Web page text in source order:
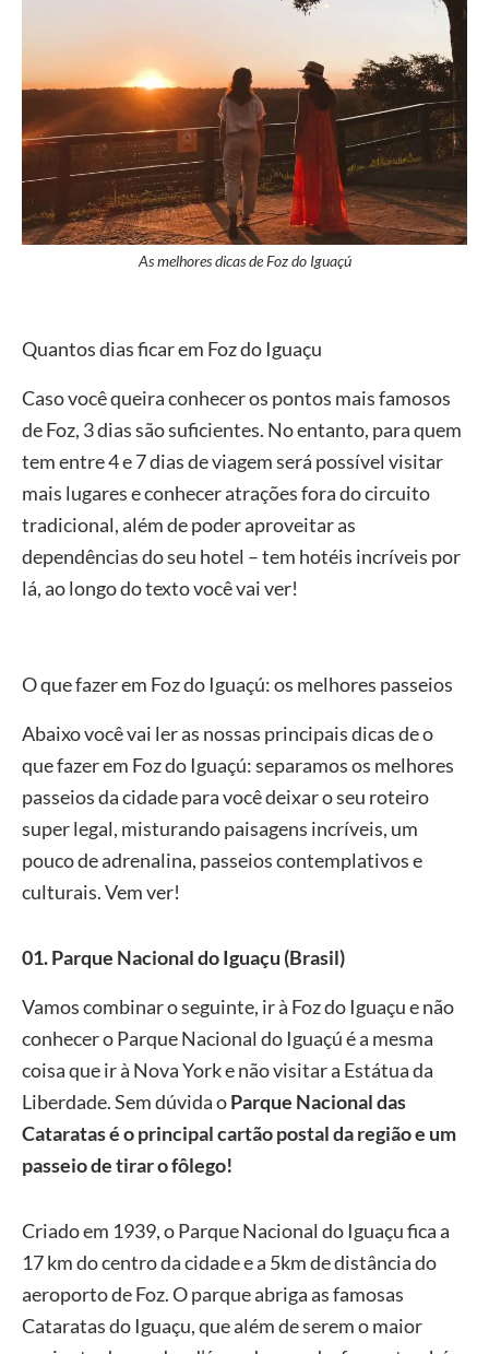
As melhores dicas de Foz do Iguaçú
Quantos dias ficar em Foz do Iguaçu
Caso você queira conhecer os pontos mais famosos
de Foz, 3 dias são suficientes. No entanto, para quem
tem entre 4 e 7 dias de viagem será possível visitar
mais lugares e conhecer atrações fora do circuito
tradicional, além de poder aproveitar as
dependências do seu hotel – tem hotéis incríveis por
lá, ao longo do texto você vai ver!
O que fazer em Foz do Iguaçú: os melhores passeios
Abaixo você vai ler as nossas principais dicas de o
que fazer em Foz do Iguaçú: separamos os melhores
passeios da cidade para você deixar o seu roteiro
super legal, misturando paisagens incríveis, um
pouco de adrenalina, passeios contemplativos e
culturais. Vem ver!
01. Parque Nacional do Iguaçu (Brasil)
Vamos combinar o seguinte, ir à Foz do Iguaçu e não
conhecer o Parque Nacional do Iguaçú é a mesma
coisa que ir à Nova York e não visitar a Estátua da
Liberdade. Sem dúvida oParque Nacional das
Cataratas é o principal cartão postal da região e um
passeio de tirar o fôlego!
Criado em 1939, o Parque Nacional do Iguaçu fica a
17 km do centro da cidade e a 5km de distância do
aeroporto de Foz. O parque abriga as famosas
Cataratas do Iguaçu, que além de serem o maior